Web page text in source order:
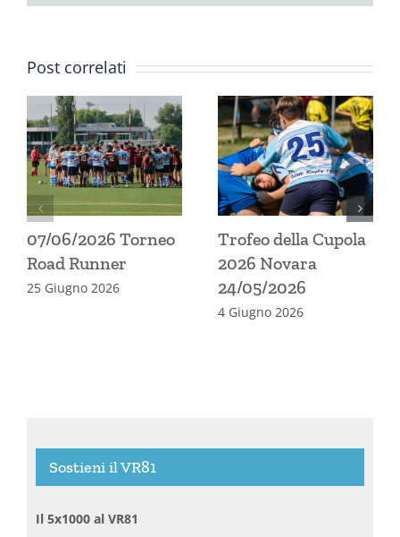
Post correlati
07/06/2026 Torneo
Road Runner
25 Giugno 2026
Trofeo della Cupola
2026 Novara
24/05/2026
4 Giugno 2026
Sostieni il VR81
Il 5x1000 al VR81